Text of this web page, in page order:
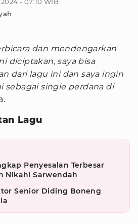
dan mendengarkan
diciptakan, saya bisa
dari lagu ini dan saya ingin
sebagai single perdana di
Lagu
Penyesalan Terbesar
Nikahi Sarwendah
Senior Diding Boneng